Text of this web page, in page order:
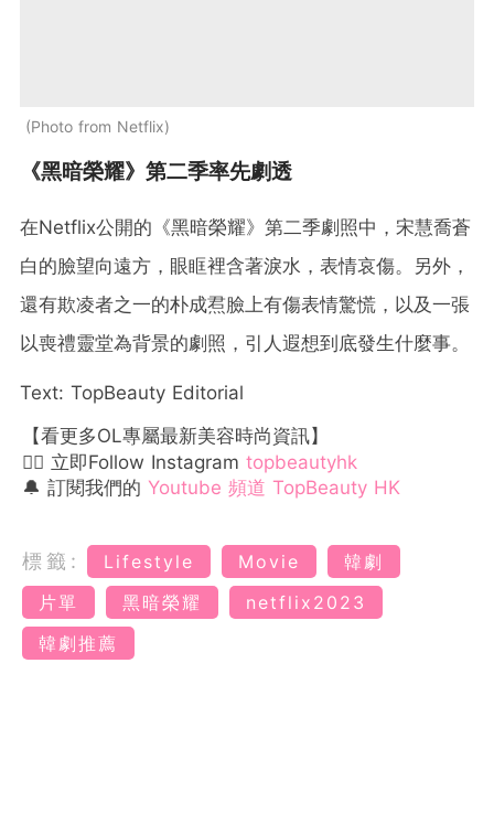
Photo from Netflix
《黑暗榮耀》第二季率先劇透
在Netflix公開的《黑暗榮耀》第二季劇照中，宋慧喬蒼
白的臉望向遠方，眼眶裡含著淚水，表情哀傷。另外，
還有欺凌者之一的朴成焄臉上有傷表情驚慌，以及一張
以喪禮靈堂為背景的劇照，引人遐想到底發生什麼事。
Text: TopBeauty Editorial
【看更多OL專屬最新美容時尚資訊】
👉🏻 立即Follow Instagram topbeautyhk
🔔 訂閱我們的 Youtube 頻道 TopBeauty HK
標籤: Lifestyle Movie
韓劇
片單
黑暗榮耀
netflix2023
韓劇推薦